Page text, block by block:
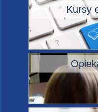
Kursy